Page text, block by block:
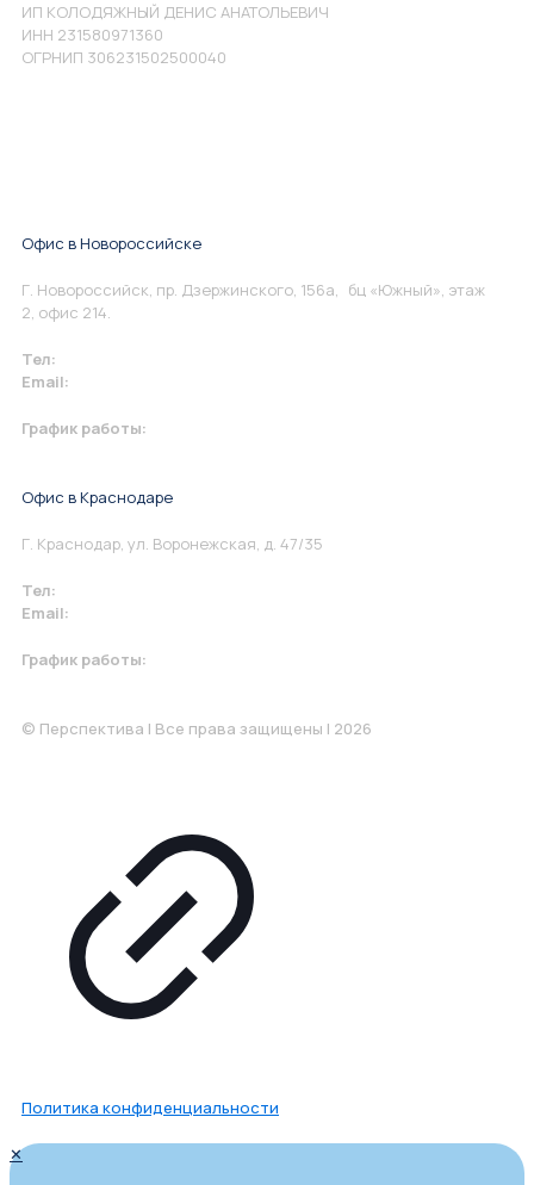
ИП КОЛОДЯЖНЫЙ ДЕНИС АНАТОЛЬЕВИЧ
ИНН 231580971360
ОГРНИП 306231502500040
Офис в Новороссийске
Г. Новороссийск, пр. Дзержинского, 156а, бц «Южный», этаж
2, офис 214.
Тел:
Email:
График работы:
Офис в Краснодаре
Г. Краснодар, ул. Воронежская, д. 47/35
Тел:
Email:
График работы:
© Перспектива | Все права защищены | 2026
Политика конфиденциальности
✕